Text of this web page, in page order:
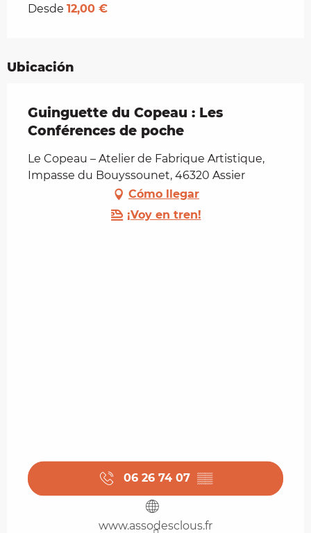
Desde 12,00 €
Ubicación
Guinguette du Copeau : Les
Conférences de poche
Le Copeau – Atelier de Fabrique Artistique,
Impasse du Bouyssounet, 46320 Assier
Cómo llegar
¡Voy en tren!
06 26 74 07 ▒▒
www.assodesclous.fr